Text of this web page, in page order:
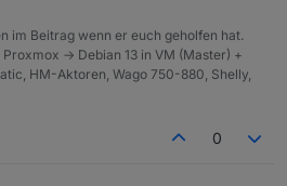
im Beitrag wenn er euch geholfen hat.
-> Debian 13 in VM (Master) +
HM-Aktoren, Wago 750-880, Shelly,
0